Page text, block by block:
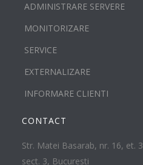
ADMINISTRARE SERVERE
MONITORIZARE
SERVICE
EXTERNALIZARE
INFORMARE CLIENTI
CONTACT
Str. Matei Basarab, nr. 16, et. 3
sect. 3, Bucuresti